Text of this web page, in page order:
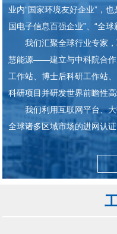
业内“国家环境友好企业”，
国电子信息百强企业”、“全
我们汇聚全球行业专家
慧能源——建立与中科院合作
工作站、博士后科研工作站
科研项目并研发世界前瞻性高
我们利用互联网平台、
全球诸多区域市场的进网认